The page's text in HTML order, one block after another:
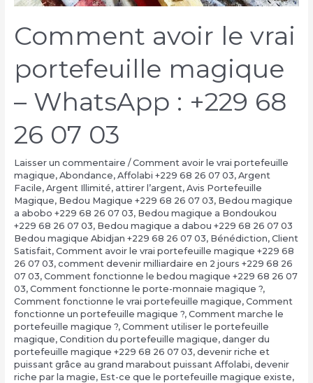
Comment avoir le vrai
portefeuille magique
– WhatsApp : +229 68
26 07 03
Laisser un commentaire /Comment avoir le vrai portefeuille
magique, Abondance, Affolabi +229 68 26 07 03, Argent
Facile, Argent Illimité, attirer l’argent, Avis Portefeuille
Magique, Bedou Magique +229 68 26 07 03, Bedou magique
a abobo +229 68 26 07 03, Bedou magique a Bondoukou
+229 68 26 07 03, Bedou magique a dabou +229 68 26 07 03
Bedou magique Abidjan +229 68 26 07 03, Bénédiction, Client
Satisfait, Comment avoir le vrai portefeuille magique +229 68
26 07 03, comment devenir milliardaire en 2 jours +229 68 26
07 03, Comment fonctionne le bedou magique +229 68 26 07
03, Comment fonctionne le porte-monnaie magique ?,
Comment fonctionne le vrai portefeuille magique, Comment
fonctionne un portefeuille magique ?, Comment marche le
portefeuille magique ?, Comment utiliser le portefeuille
magique, Condition du portefeuille magique, danger du
portefeuille magique +229 68 26 07 03, devenir riche et
puissant grâce au grand marabout puissant Affolabi, devenir
riche par la magie, Est-ce que le portefeuille magique existe,